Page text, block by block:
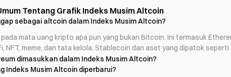
banyak altcoin yang mengungguli BTC
ini menjadi persentase dan skalakan dari 0 hingga 100
Indikator Musim Altcoin
Altcoin berkisar dari 0 hingga 100 dan membantu investor
- BTC mendominasi kinerja pasar
Tentang Grafik Indeks Musim Altcoin
sebagai altcoin dalam Indeks Musim Altcoin?
mata uang kripto apa pun yang bukan Bitcoin. Ini termasuk
NFT, meme, dan tata kelola. Stablecoin dan aset yang dipatok
dimasukkan dalam Indeks Musim Altcoin?
Indeks Musim Altcoin diperbarui?